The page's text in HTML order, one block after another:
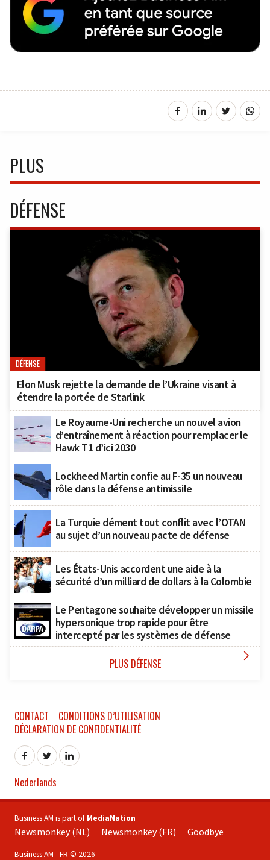
PLUS
DÉFENSE
DÉFENSE
Elon Musk rejette la demande de l’Ukraine visant à
étendre la portée de Starlink
Le Royaume-Uni recherche un nouvel avion
d’entraînement à réaction pour remplacer le
Hawk T1 d’ici 2030
Lockheed Martin confie au F-35 un nouveau
rôle dans la défense antimissile
La Turquie dément tout conflit avec l’OTAN
au sujet d’un nouveau pacte de défense
Les États-Unis accordent une aide à la
sécurité d’un milliard de dollars à la Colombie
Le Pentagone souhaite développer un missile
hypersonique trop rapide pour être
intercepté par les systèmes de défense
PLUS DÉFENSE 
CONTACT
CONDITIONS D’UTILISATION
DÉCLARATION DE CONFIDENTIALITÉ
Nederlands
Business AM is part of MediaNation
Newsmonkey (NL) Newsmonkey (FR) Goodbye
Business AM - FR © 2026